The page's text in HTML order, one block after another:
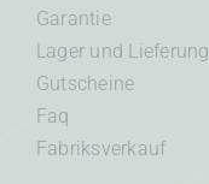
Garantie
Lager und Lieferung
Gutscheine
Faq
Fabriksverkauf